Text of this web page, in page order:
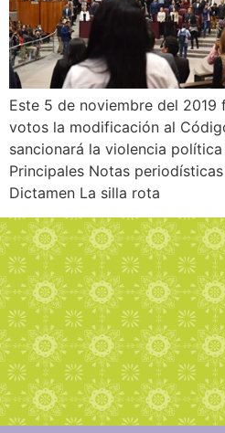
Este 5 de noviembre del
votos la modificación al
sancionará la violencia
Principales Notas
Dictamen La silla rota